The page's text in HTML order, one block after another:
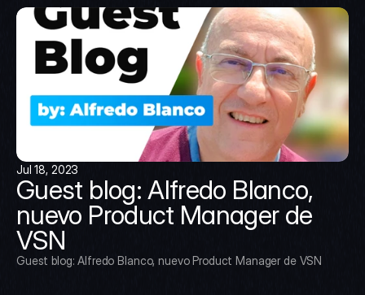
Jul 18, 2023
Guest blog: Alfredo Blanco,
nuevo Product Manager de
VSN
Guest blog: Alfredo Blanco, nuevo Product Manager de VSN